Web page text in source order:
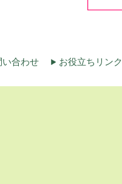
い合わせ お役立ちリンク